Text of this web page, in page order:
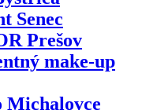
Senec
Prešov
make-up
Michalovce